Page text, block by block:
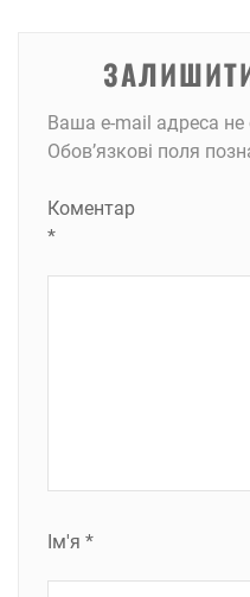
Ваша e-mail адреса
Обов’язкові поля
Коментар
*
Ім'я *